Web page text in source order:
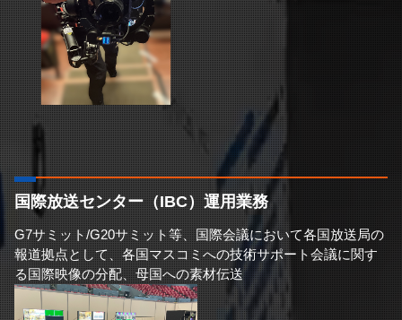
国際放送センター（IBC）運用業務
G7サミット/G20サミット等、国際会議において各国放送局の
報道拠点として、各国マスコミへの技術サポート会議に関す
る国際映像の分配、母国への素材伝送